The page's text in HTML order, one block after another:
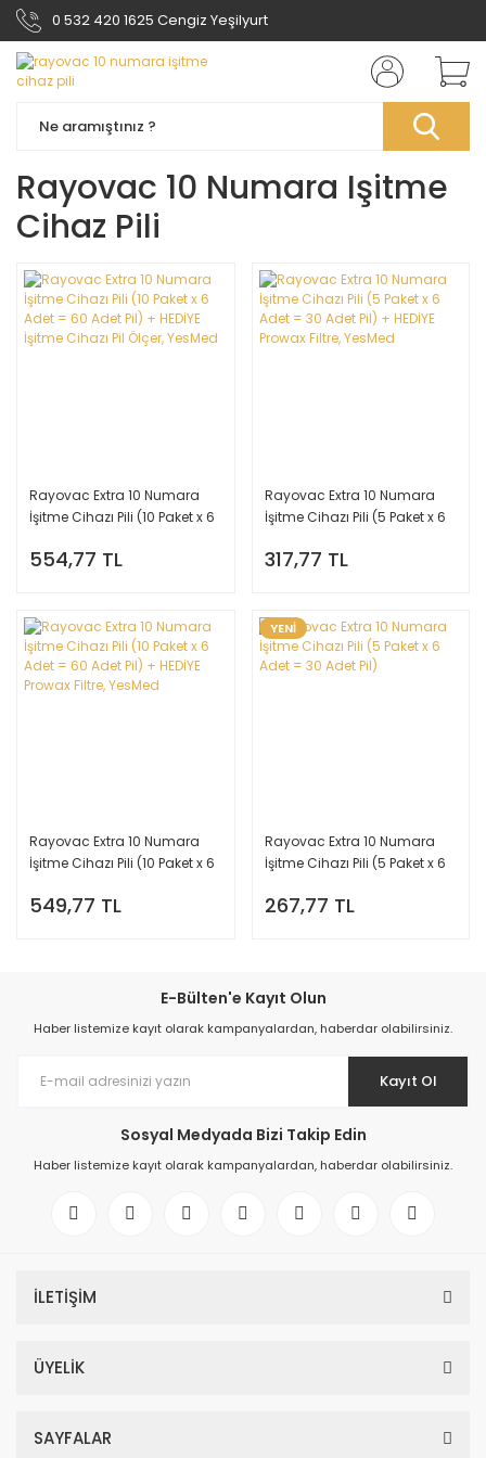
0 532 420 1625 Cengiz Yeşilyurt
Rayovac 10 Numara Işitme
Cihaz Pili
Rayovac Extra 10 Numara
İşitme Cihazı Pili (10 Paket x 6
İşitme Cihazı Pil Ölçer,
554,77 TL
Rayovac Extra 10 Numara
İşitme Cihazı Pili (5 Paket x 6
Prowax Filtre, YesMed
317,77 TL
Rayovac Extra 10 Numara
İşitme Cihazı Pili (10 Paket x 6
Prowax Filtre, YesMed
549,77 TL
YENİ
Rayovac Extra 10 Numara
İşitme Cihazı Pili (5 Paket x 6
267,77 TL
E-Bülten'e Kayıt Olun
Haber listemize kayıt olarak kampanyalardan, haberdar olabilirsiniz.
Kayıt Ol
Sosyal Medyada Bizi Takip Edin
Haber listemize kayıt olarak kampanyalardan, haberdar olabilirsiniz.
İLETİŞİM
ÜYELİK
SAYFALAR